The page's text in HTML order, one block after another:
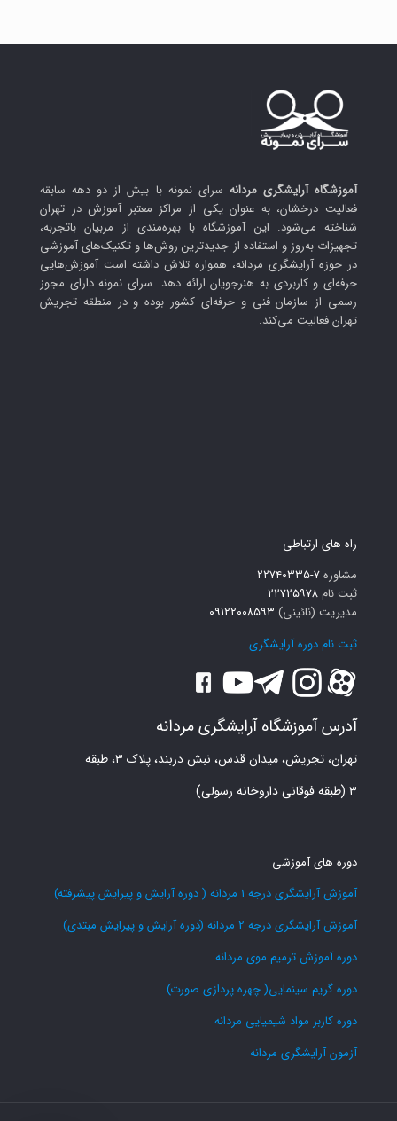
آموزشگاه آرایشگری مردانه سرای نمونه با بیش از دو دهه سابقه
فعالیت درخشان، به عنوان یکی از مراکز معتبر آموزش در تهران
شناخته می‌شود. این آموزشگاه با بهره‌مندی از مربیان باتجربه،
تجهیزات به‌روز و استفاده از جدیدترین روش‌ها و تکنیک‌های آموزشی
در حوزه آرایشگری مردانه، همواره تلاش داشته است آموزش‌هایی
حرفه‌ای و کاربردی به هنرجویان ارائه دهد. سرای نمونه دارای مجوز
رسمی از سازمان فنی و حرفه‌ای کشور بوده و در منطقه تجریش
تهران فعالیت می‌کند.
راه های ارتباطی
مشاوره۷-۲۲۷۴۰۳۳۵
ثبت نام ۲۲۷۲۵۹۷۸
مدیریت (نائینی) ۰۹۱۲۲۰۰۸۵۹۳
ثبت نام دوره آرایشگری
آدرس آموزشگاه آرایشگری مردانه
تهران، تجریش، میدان قدس، نبش دربند، پلاک ۳، طبقه
۳ (طبقه فوقانی داروخانه رسولی)
دوره های آموزشی
آموزش آرایشگری درجه 1 مردانه ( دوره آرایش و پیرایش پیشرفته)
آموزش آرایشگری درجه 2 مردانه (دوره آرایش و پیرایش مبتدی)
دوره آموزش ترمیم موی مردانه
دوره گریم سینمایی( چهره پردازی صورت)
دوره کاربر مواد شیمیایی مردانه
آزمون آرایشگری مردانه